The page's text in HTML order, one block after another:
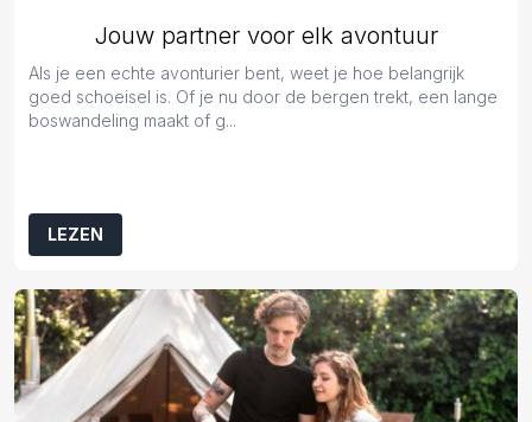
Jouw partner voor elk avontuur
Als je een echte avonturier bent, weet je hoe belangrijk
goed schoeisel is. Of je nu door de bergen trekt, een lange
boswandeling maakt of g...
LEZEN